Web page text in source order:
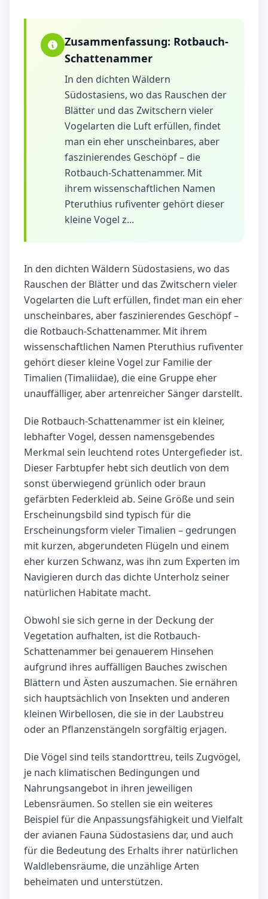
Zusammenfassung: Rotbauch-
Schattenammer
In den dichten Wäldern
Südostasiens, wo das Rauschen der
Blätter und das Zwitschern vieler
Vogelarten die Luft erfüllen, findet
man ein eher unscheinbares, aber
faszinierendes Geschöpf – die
Rotbauch-Schattenammer. Mit
ihrem wissenschaftlichen Namen
Pteruthius rufiventer gehört dieser
kleine Vogel z...
In den dichten Wäldern Südostasiens, wo das
Rauschen der Blätter und das Zwitschern vieler
Vogelarten die Luft erfüllen, findet man ein eher
unscheinbares, aber faszinierendes Geschöpf –
die Rotbauch-Schattenammer. Mit ihrem
wissenschaftlichen Namen Pteruthius rufiventer
gehört dieser kleine Vogel zur Familie der
Timalien (Timaliidae), die eine Gruppe eher
unauffälliger, aber artenreicher Sänger darstellt.
Die Rotbauch-Schattenammer ist ein kleiner,
lebhafter Vogel, dessen namensgebendes
Merkmal sein leuchtend rotes Untergefieder ist.
Dieser Farbtupfer hebt sich deutlich von dem
sonst überwiegend grünlich oder braun
gefärbten Federkleid ab. Seine Größe und sein
Erscheinungsbild sind typisch für die
Erscheinungsform vieler Timalien – gedrungen
mit kurzen, abgerundeten Flügeln und einem
eher kurzen Schwanz, was ihn zum Experten im
Navigieren durch das dichte Unterholz seiner
natürlichen Habitate macht.
Obwohl sie sich gerne in der Deckung der
Vegetation aufhalten, ist die Rotbauch-
Schattenammer bei genauerem Hinsehen
aufgrund ihres auffälligen Bauches zwischen
Blättern und Ästen auszumachen. Sie ernähren
sich hauptsächlich von Insekten und anderen
kleinen Wirbellosen, die sie in der Laubstreu
oder an Pflanzenstängeln sorgfältig erjagen.
Die Vögel sind teils standorttreu, teils Zugvögel,
je nach klimatischen Bedingungen und
Nahrungsangebot in ihren jeweiligen
Lebensräumen. So stellen sie ein weiteres
Beispiel für die Anpassungsfähigkeit und Vielfalt
der avianen Fauna Südostasiens dar, und auch
für die Bedeutung des Erhalts ihrer natürlichen
Waldlebensräume, die unzählige Arten
beheimaten und unterstützen.